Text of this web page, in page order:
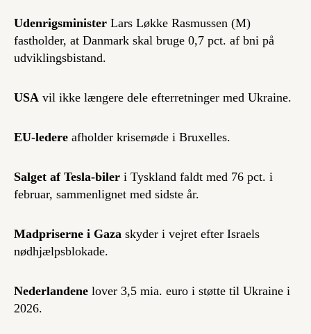
Udenrigsminister Lars Løkke Rasmussen (M)
fastholder, at Danmark skal bruge 0,7 pct. af bni på
udviklingsbistand.
USA vil ikke længere dele efterretninger med Ukraine.
EU-ledere afholder krisemøde i Bruxelles.
Salget af Tesla-biler i Tyskland faldt med 76 pct. i
februar, sammenlignet med sidste år.
Madpriserne i Gaza skyder i vejret efter Israels
nødhjælpsblokade.
Nederlandene lover 3,5 mia. euro i støtte til Ukraine i
2026.